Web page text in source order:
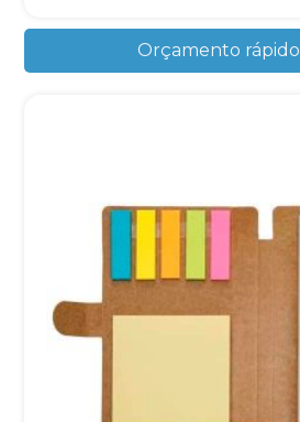
Orçamento rápido